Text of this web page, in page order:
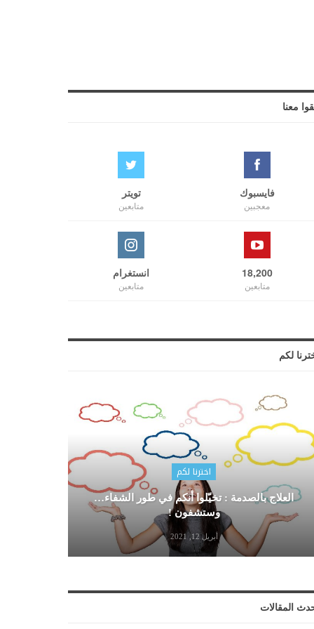
معنا
فايسبوك
معجبين
تويتر
متابعين
18,200
متابعين
انستغرام
متابعين
لكم
اخترنا لكم
العلاج بالصدمة : تخيّلوا أنكم في طور الشفاء…
وستشفون !
أبريل 12, 2021
المقالات